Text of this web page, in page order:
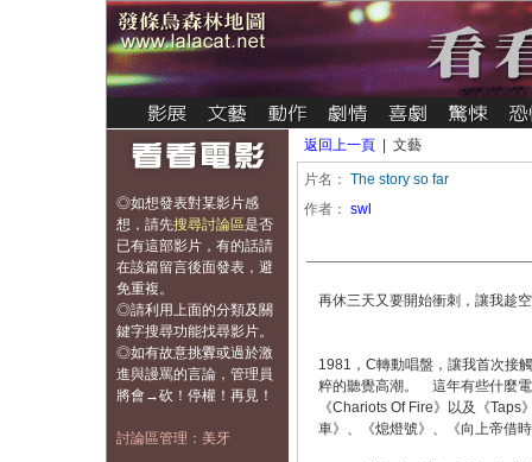
◎如想發表對某影片感
想， 請先搜尋討論區是否
已有這部影片，有的話請
在該篇留言後面發表，避
免重複。
◎請利用上面的分類及關
鍵字搜尋功能找尋影片。
◎如有故意挑釁或過於激
進與謾罵的言論，管理員
將會→砍！停權！再見！
討論區管理：美牙
返回上一頁 | 文藝
片名： The story so far
作者： swl
再休三天又要開始衝刺，讓我趁
1981，C轉動唱盤，讓我首次接
粹的聽覺高潮。 這年有些什麼電
《Chariots Of Fire》以及《
車》、《熄燈號》、《向上帝借